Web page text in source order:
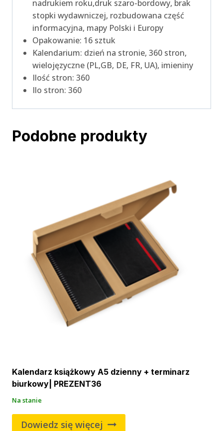
nadrukiem roku,druk szaro-bordowy, brak
stopki wydawniczej, rozbudowana część
informacyjna, mapy Polski i Europy
Opakowanie: 16 sztuk
Kalendarium: dzień na stronie, 360 stron,
wielojęzyczne (PL,GB, DE, FR, UA), imieniny
Ilość stron: 360
Ilo stron: 360
Podobne produkty
Kalendarz książkowy A5 dzienny + terminarz
biurkowy| PREZENT36
Na stanie
Dowiedz się więcej